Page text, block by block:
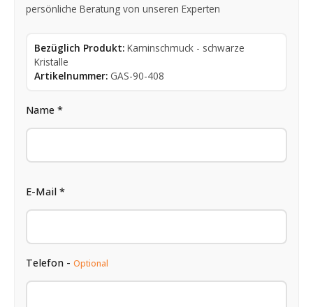
persönliche Beratung von unseren Experten
Bezüglich Produkt: Kaminschmuck - schwarze
Kristalle
Artikelnummer: GAS-90-408
Name *
E-Mail *
Telefon - Optional